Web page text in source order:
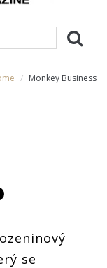
Monkey Business
se